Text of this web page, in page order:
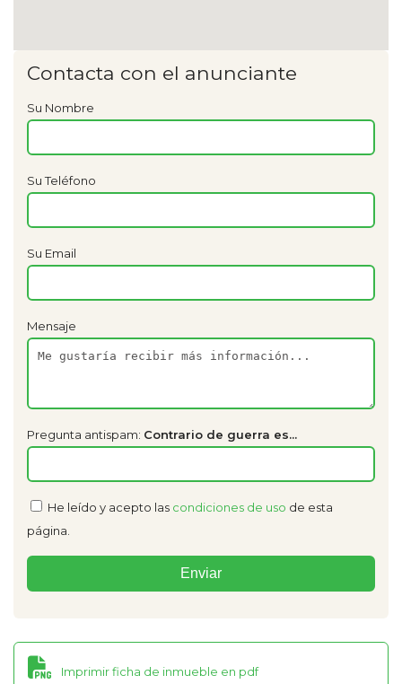
Contacta con el anunciante
Su Nombre
Su Teléfono
Su Email
Mensaje
Pregunta antispam: Contrario de guerra es...
He leído y acepto las condiciones de uso de esta
página.
Imprimir ficha de inmueble en pdf